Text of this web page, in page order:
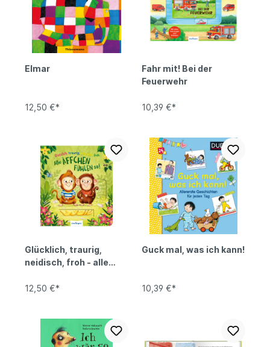
Elmar
12,50 €*
Fahr mit! Bei der
Feuerwehr
10,39 €*
Glücklich, traurig,
neidisch, froh - alle
12,50 €*
Guck mal, was ich kann!
10,39 €*